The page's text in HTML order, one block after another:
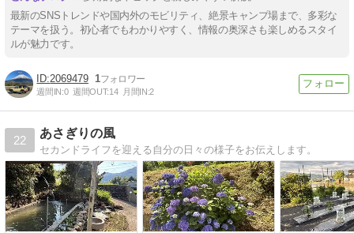
最新のSNSトレンドや国内外のモビリティ、絶景キャンプ場まで、多彩な
テーマを扱う。初心者でもわかりやすく、情報の奥深さも楽しめるスタイ
ルが魅力です。
2069479 1
週間IN:0 週間OUT:14 月間IN:2
22
あさぎりの風
セカンドライフを迎える自分の日々の様子をお伝えします。